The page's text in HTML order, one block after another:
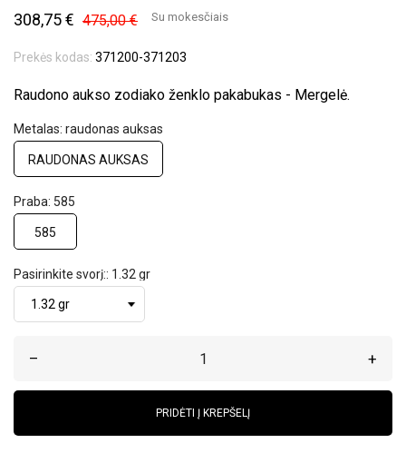
308,75 € 475,00 € Su mokesčiais
Prekės kodas: 371200-371203
Raudono aukso zodiako ženklo pakabukas - Mergelė.
Metalas: raudonas auksas
RAUDONAS AUKSAS
Praba: 585
585
Pasirinkite svorį:: 1.32 gr
– +
PRIDĖTI Į KREPŠELĮ